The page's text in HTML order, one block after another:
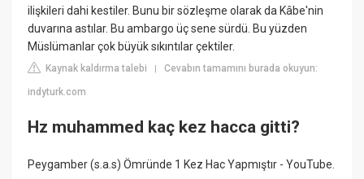
ilişkileri dahi kestiler. Bunu bir sözleşme olarak da Kâbe'nin
duvarına astılar. Bu ambargo üç sene sürdü. Bu yüzden
Müslümanlar çok büyük sıkıntılar çektiler.
Kaynak kaldırma talebi |Cevabın tamamını burada okuyun:
indyturk.com
Hz muhammed kaç kez hacca gitti?
Peygamber (s.a.s) Ömründe 1 Kez Hac Yapmıştır - YouTube.